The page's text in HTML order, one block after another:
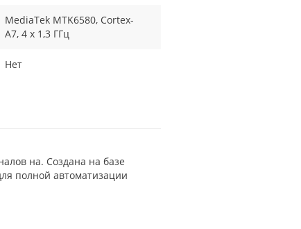
MediaTek MTK6580, Cortex-
A7, 4 х 1,3 ГГц
Нет
на. Создана на базе
полной автоматизации